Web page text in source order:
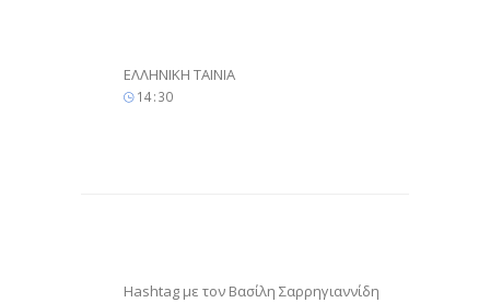
ΕΛΛΗΝΙΚΗ ΤΑΙΝΙΑ
14:30
Hashtag με τον Βασίλη Σαρρηγιαννίδη